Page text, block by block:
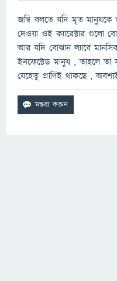
জম্বি বলতে যদি মৃত মানুষকে
দেওয়া ওই ক্যারেক্টার গুলো
আর যদি বোঝান ল্যাবে
ইনফেক্টেড মানুষ , তাহলে
যেহেতু প্রাণিই থাকছে ,